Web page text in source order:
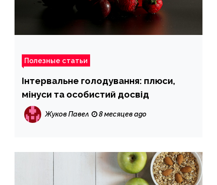
Полезные статьи
Інтервальне голодування: плюси,
мінуси та особистий досвід
Жуков Павел 8 месяцев ago